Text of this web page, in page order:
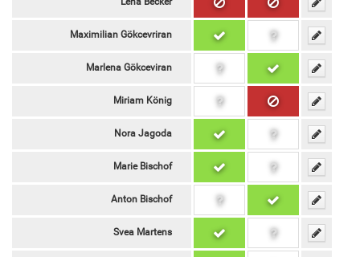
Maximilian Gökcevriran
Marlena Gökceviran
Miriam König
Nora Jagoda
Marie Bischof
Anton Bischof
Svea Martens